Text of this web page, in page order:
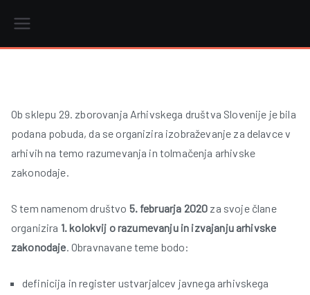
content
Ob sklepu 29. zborovanja Arhivskega društva Slovenije je bila
podana pobuda, da se organizira izobraževanje za delavce v
arhivih na temo razumevanja in tolmačenja arhivske
zakonodaje.
S tem namenom društvo 5. februarja 2020 za svoje člane
organizira 1. kolokvij o razumevanju in izvajanju arhivske
zakonodaje. Obravnavane teme bodo:
definicija in register ustvarjalcev javnega arhivskega